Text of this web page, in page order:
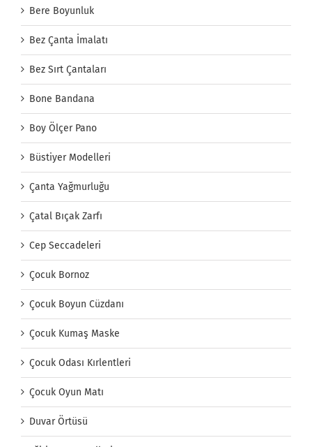
Bere Boyunluk
Bez Çanta İmalatı
Bez Sırt Çantaları
Bone Bandana
Boy Ölçer Pano
Büstiyer Modelleri
Çanta Yağmurluğu
Çatal Bıçak Zarfı
Cep Seccadeleri
Çocuk Bornoz
Çocuk Boyun Cüzdanı
Çocuk Kumaş Maske
Çocuk Odası Kırlentleri
Çocuk Oyun Matı
Duvar Örtüsü